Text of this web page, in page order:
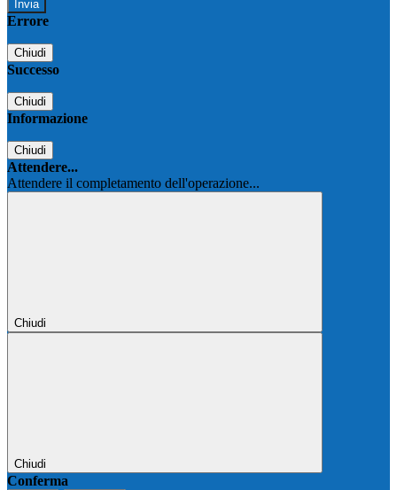
Errore
Chiudi
Successo
Chiudi
Informazione
Chiudi
Attendere...
Attendere il completamento dell'operazione...
Chiudi
Chiudi
Conferma